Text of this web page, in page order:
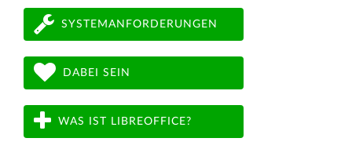
SYSTEMANFORDERUNGEN
DABEI SEIN
WAS IST LIBREOFFICE?